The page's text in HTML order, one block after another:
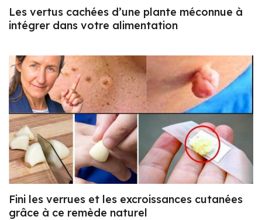
Les vertus cachées d’une plante méconnue à
intégrer dans votre alimentation
Fini les verrues et les excroissances cutanées
grâce à ce remède naturel